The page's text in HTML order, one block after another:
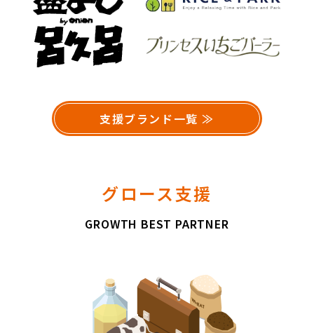
支援ブランド一覧 ≫
グロース支援
GROWTH BEST PARTNER